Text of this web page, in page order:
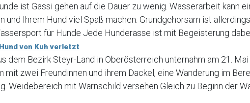
ist Gassi gehen auf die Dauer zu wenig. Wasserarbeit kann
und Ihrem Hund viel Spaß machen. Grundgehorsam ist
für Hunde Jede Hunderasse ist mit Begeisterung dabei.
von Kuh verletzt
dem Bezirk Steyr-Land in Oberösterreich unternahm am 21.
mit zwei Freundinnen und ihrem Dackel, eine Wanderung im
Weidebereich mit Warnschild versehen Gleich zu Beginn der